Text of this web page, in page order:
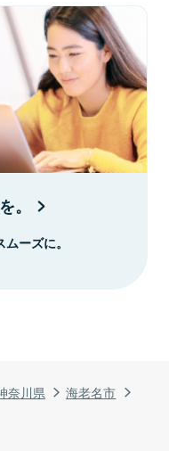
奈川県
海老名市
。
ーズに。